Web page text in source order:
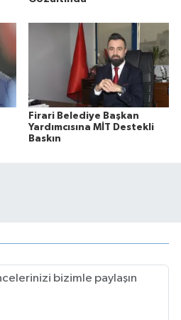
Firari Belediye Başkan
Yardımcısına MİT Destekli
Baskın